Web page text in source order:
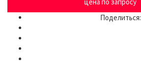
цена по запросу
Поделиться: